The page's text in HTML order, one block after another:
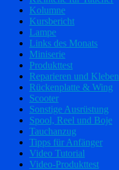
Kolumne
Kursbericht
Lampe
Links des Monats
Miniserie
Produkttest
Reparieren und Kleben
Rückenplatte & Wing
Scooter
Sonstige Ausrüstung
Spool, Reel und Boje
Tauchanzug
Tipps für Anfänger
Video Tutorial
Video-Produkttest